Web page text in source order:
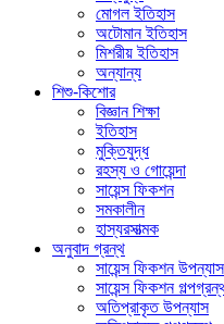
মোগল ইতিহাস
অটোমান ইতিহাস
মিশরীয় ইতিহাস
অন্যান্য
শিশু-কিশোর
বিজ্ঞান শিক্ষা
ইতিহাস
মুক্তিযুদ্ধ
রহস্য ও গোয়েন্দা
সায়েন্স ফিকশন
সমকালীন
হাস্যরসাত্মক
অনুবাদ গ্রন্থ
সায়েন্স ফিকশন উপন্যাস
সায়েন্স ফিকশন
অতিপ্রাকৃত উপন্যাস